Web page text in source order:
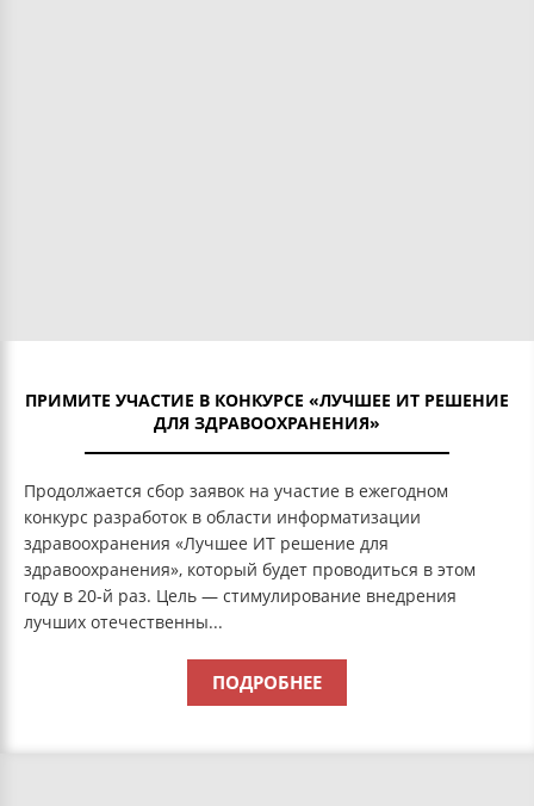
ПРИМИТЕ УЧАСТИЕ В КОНКУРСЕ «ЛУЧШЕЕ ИТ РЕШЕНИЕ
ДЛЯ ЗДРАВООХРАНЕНИЯ»
Продолжается сбор заявок на участие в ежегодном
конкурс разработок в области информатизации
здравоохранения «Лучшее ИТ решение для
здравоохранения», который будет проводиться в этом
году в 20-й раз. Цель — стимулирование внедрения
лучших отечественны...
ПОДРОБНЕЕ